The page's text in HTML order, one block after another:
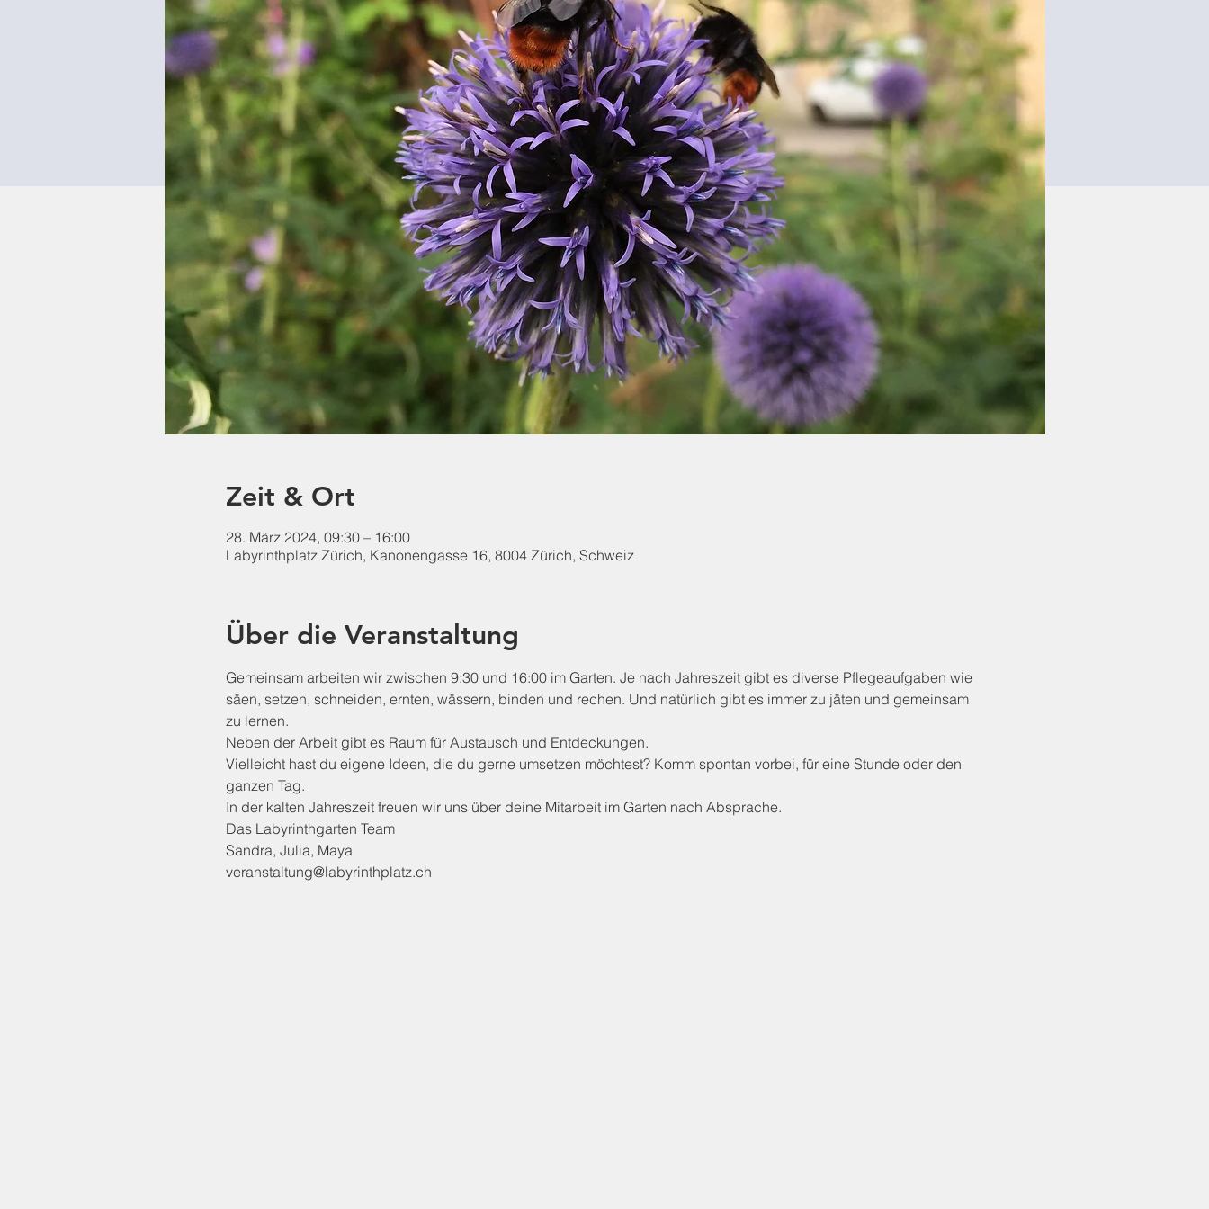
Zeit & Ort
28. März 2024, 09:30 – 16:00
Labyrinthplatz Zürich, Kanonengasse 16, 8004 Zürich, Schweiz
Über die Veranstaltung
Gemeinsam arbeiten wir zwischen 9:30 und 16:00 im Garten. Je nach Jahreszeit gibt es diverse Pflegeaufgaben wie
säen, setzen, schneiden, ernten, wässern, binden und rechen. Und natürlich gibt es immer zu jäten und gemeinsam
zu lernen.
Neben der Arbeit gibt es Raum für Austausch und Entdeckungen.
Vielleicht hast du eigene Ideen, die du gerne umsetzen möchtest? Komm spontan vorbei, für eine Stunde oder den
ganzen Tag.
In der kalten Jahreszeit freuen wir uns über deine Mitarbeit im Garten nach Absprache.
Das Labyrinthgarten Team
Sandra, Julia, Maya
veranstaltung@labyrinthplatz.ch